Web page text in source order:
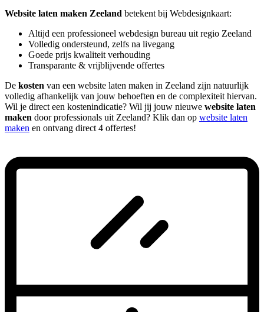
Website laten maken Zeeland betekent bij Webdesignkaart:
Altijd een professioneel webdesign bureau uit regio Zeeland
Volledig ondersteund, zelfs na livegang
Goede prijs kwaliteit verhouding
Transparante & vrijblijvende offertes
De kosten van een website laten maken in Zeeland zijn natuurlijk
volledig afhankelijk van jouw behoeften en de complexiteit hiervan.
Wil je direct een kostenindicatie? Wil jij jouw nieuwe website laten
maken door professionals uit Zeeland? Klik dan op website laten
maken en ontvang direct 4 offertes!